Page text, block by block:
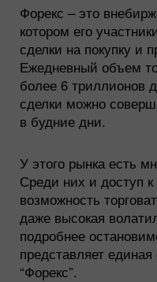
Форекс – это
котором его
сделки на покупку и
Ежедневный объем
более 6
сделки можно
в будние дни.
У этого рынка есть
Среди них и доступ
возможность
даже высокая
подробнее
представляет
“Форекс”.